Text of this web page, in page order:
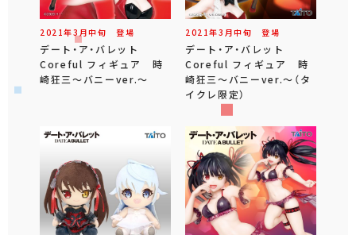
2021年3 月中旬 登場
デート・ア・バレット
Coreful フィギュア 時
崎狂三～バニーver.～
2021年3 月中旬 登場
デート・ア・バレット
Coreful フィギュア 時
崎狂三～バニーver.～（タ
イクレ限定）